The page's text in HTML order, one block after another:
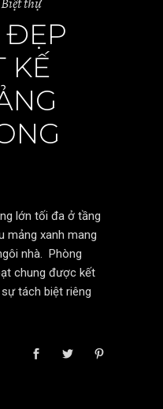
ĐẸP
KẾ
lớn tối đa ở tầng
mảng xanh mang
nhà. Phòng
chung được kết
tách biệt riêng